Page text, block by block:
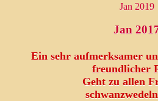
Jan 2019
Jan
Ein sehr aufmerksamer
freundlicher
Geht zu allen
Dream